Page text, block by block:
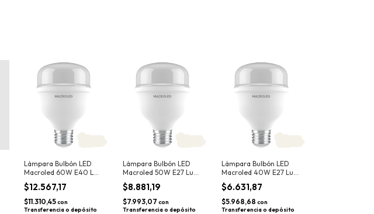
Lámpara Bulbón LED
Macroled 60W E40 Luz
Fría 6500K
$12.567,17
$11.310,45con
Transferencia o depósito
Lámpara Bulbón LED
Macroled 50W E27 Luz
Fría 6500K
$8.881,19
$7.993,07 con
Transferencia o depósito
Lámpara Bulbón LED
Macroled 40W E27 Luz
Fría 6500K
$6.631,87
$5.968,68 con
Transferencia o depósito